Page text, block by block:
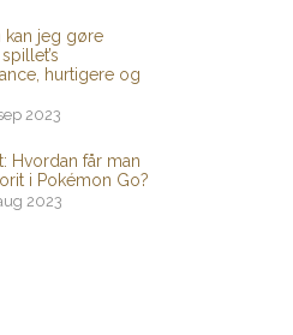
kan jeg gøre
hurtigere og
2023
Hvordan får man
i Pokémon Go?
2023